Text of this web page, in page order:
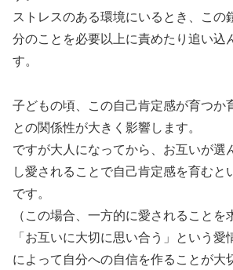
ストレスのある環境にいるとき、この
分のことを必要以上に責めたり追い込
す。
子どもの頃、この自己肯定感が育つか
との関係性が大きく影響します。
ですが大人になってから、お互いが選
し愛されることで自己肯定感を育むと
です。
（この場合、一方的に愛されることを
「お互いに大切に思い合う」という愛
によって自分への自信を作ることが大